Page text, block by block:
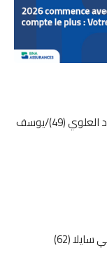
النادي الرياضي البنزرتي 4 ايمن العمري (39)/زياد العلوي (49)/يوسف